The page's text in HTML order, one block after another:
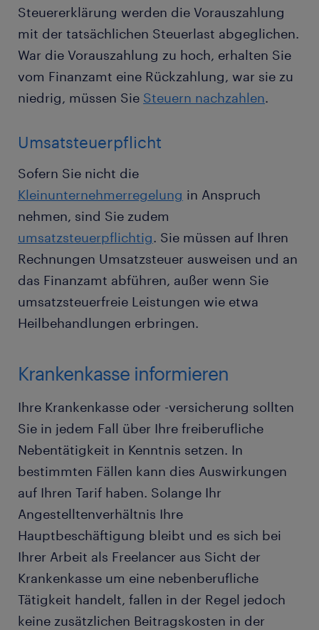
Steuererklärung werden die Vorauszahlung
mit der tatsächlichen Steuerlast abgeglichen.
War die Vorauszahlung zu hoch, erhalten Sie
vom Finanzamt eine Rückzahlung, war sie zu
niedrig, müssen Sie Steuern nachzahlen.
Umsatsteuerpflicht
Sofern Sie nicht die
Kleinunternehmerregelung in Anspruch
nehmen, sind Sie zudem
umsatzsteuerpflichtig. Sie müssen auf Ihren
Rechnungen Umsatzsteuer ausweisen und an
das Finanzamt abführen, außer wenn Sie
umsatzsteuerfreie Leistungen wie etwa
Heilbehandlungen erbringen.
Krankenkasse informieren
Ihre Krankenkasse oder -versicherung sollten
Sie in jedem Fall über Ihre freiberufliche
Nebentätigkeit in Kenntnis setzen. In
bestimmten Fällen kann dies Auswirkungen
auf Ihren Tarif haben. Solange Ihr
Angestelltenverhältnis Ihre
Hauptbeschäftigung bleibt und es sich bei
Ihrer Arbeit als Freelancer aus Sicht der
Krankenkasse um eine nebenberufliche
Tätigkeit handelt, fallen in der Regel jedoch
keine zusätzlichen Beitragskosten in der